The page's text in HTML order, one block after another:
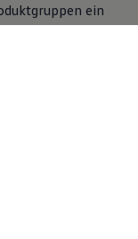
ein